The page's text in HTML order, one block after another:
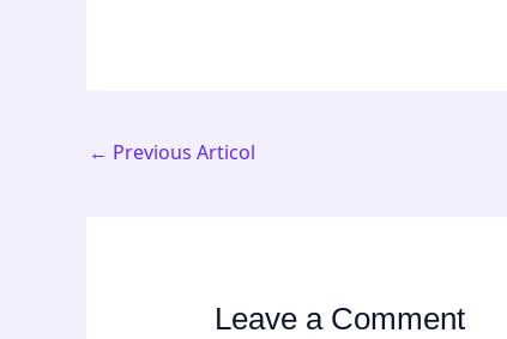
← Previous Articol
Leave a Comment